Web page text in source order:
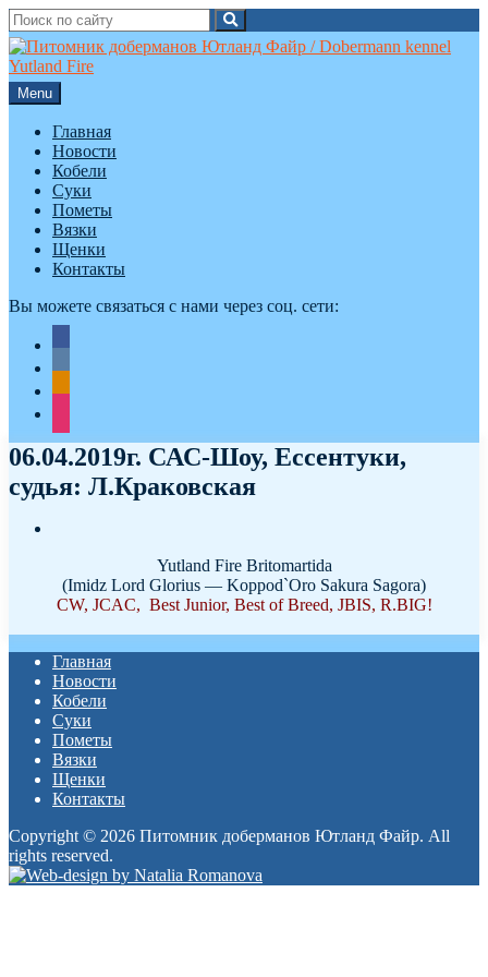
Search
for:
Search
Skip
to
content
Menu
Главная
Новости
Кобели
Суки
Пометы
Вязки
Щенки
Контакты
Вы можете связаться с нами через соц. сети:
06.04.2019г. САС-Шоу, Ессентуки,
судья: Л.Краковская
Yutland Fire Britomartida
(Imidz Lord Glorius — Koppod`Oro Sakura Sagora)
CW, JCAC, Best Junior, Best of Breed, JBIS, R.BIG!
Главная
Новости
Кобели
Суки
Пометы
Вязки
Щенки
Контакты
Copyright © 2026 Питомник доберманов Ютланд Файр. All
rights reserved.